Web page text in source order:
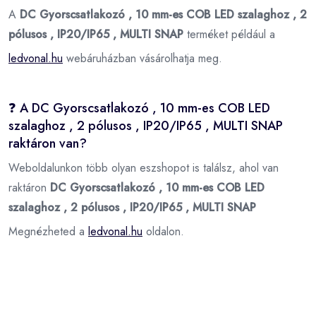
A DC Gyorscsatlakozó , 10 mm-es COB LED szalaghoz , 2
pólusos , IP20/IP65 , MULTI SNAP terméket például a
ledvonal.hu webáruházban vásárolhatja meg.
❓ A DC Gyorscsatlakozó , 10 mm-es COB LED
szalaghoz , 2 pólusos , IP20/IP65 , MULTI SNAP
raktáron van?
Weboldalunkon több olyan eszshopot is találsz, ahol van
raktáron DC Gyorscsatlakozó , 10 mm-es COB LED
szalaghoz , 2 pólusos , IP20/IP65 , MULTI SNAP
Megnézheted a ledvonal.hu oldalon.